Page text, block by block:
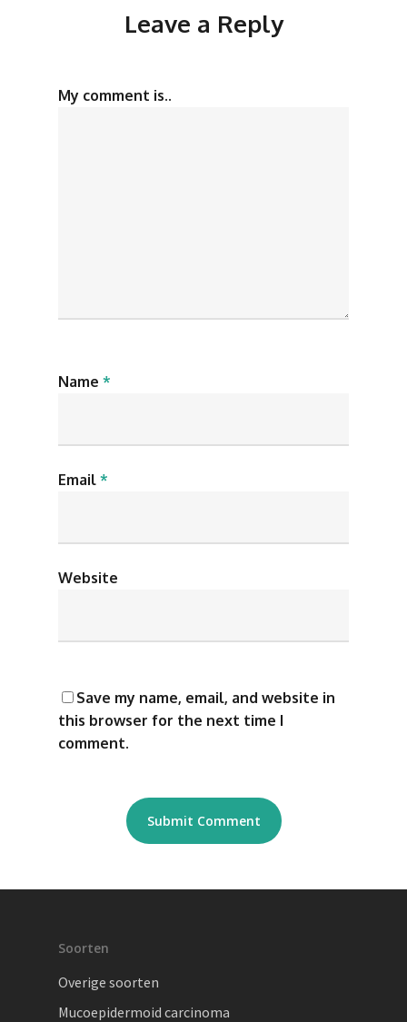
Leave a Reply
My comment is..
Name *
Email *
Website
Save my name, email, and website in
this browser for the next time I
comment.
Soorten
Overige soorten
Mucoepidermoid carcinoma